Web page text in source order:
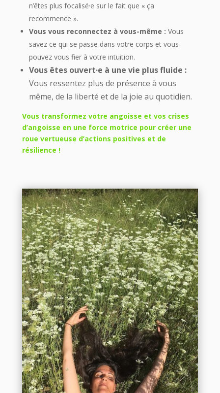
n’êtes plus focalisé·e sur le fait que « ça
recommence ».
Vous vous reconnectez à vous-même : Vous
savez ce qui se passe dans votre corps et vous
pouvez vous fier à votre intuition.
Vous êtes ouvert·e à une vie plus fluide :
Vous ressentez plus de présence à vous
même, de la liberté et de la joie au quotidien.
Vous transformez votre angoisse et vos crises
d’angoisse en une force motrice pour créer une
roue vertueuse d’actions positives et de
résilience !